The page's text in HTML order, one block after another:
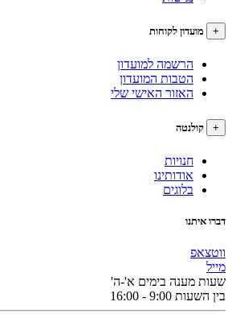
לקוחות
הרשמה למועדון
הטבות המועדון
האזור האישי שלי
חנויות
אודותינו
בלוגים
מענה בימים א'-ה'
- 16:00